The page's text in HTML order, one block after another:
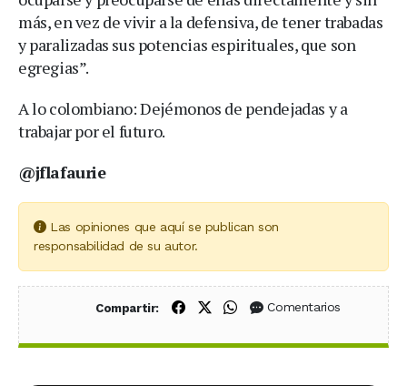
más, en vez de vivir a la defensiva, de tener trabadas
y paralizadas sus potencias espirituales, que son
egregias”.
A lo colombiano: Dejémonos de pendejadas y a
trabajar por el futuro.
@jflafaurie
Las opiniones que aquí se publican son
responsabilidad de su autor.
Compartir: Compartir en Facebook
Compartir en X (Twitter)
Compartir en WhatsApp
Comentarios